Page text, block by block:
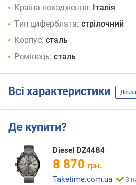
Країна походження: Італія
Тип циферблата: стрілочний
Корпус: сталь
Ремінець: сталь
Всі характеристики
Де купити?
Diesel DZ4484
8 870 грн.
Taketime.com.ua
З